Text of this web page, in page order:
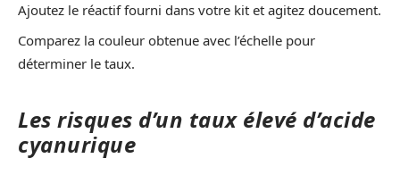
Ajoutez le réactif fourni dans votre kit et agitez doucement.
Comparez la couleur obtenue avec l’échelle pour
déterminer le taux.
Les risques d’un taux élevé d’acide
cyanurique